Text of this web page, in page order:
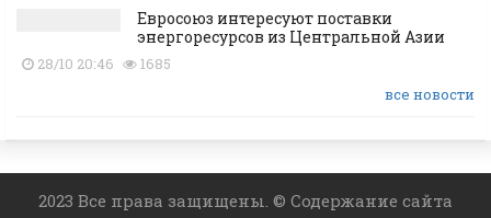
Евросоюз интересуют поставки
энергоресурсов из Центральной Азии
28/10 20:46
1685
все новости
2023 Все права защищены. © Содержание сайта